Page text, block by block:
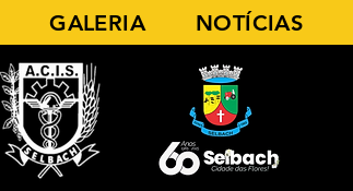
GALERIA NOTÍCIAS